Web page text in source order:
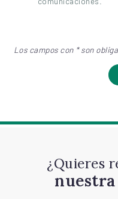
Los campos con * son
¿Quieres
nuestra